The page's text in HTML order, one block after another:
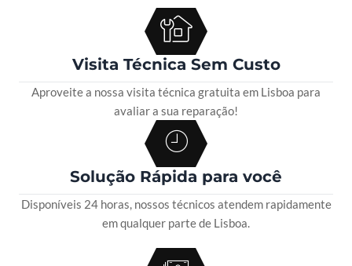
Visita Técnica Sem Custo
Aproveite a nossa visita técnica gratuita em Lisboa para
avaliar a sua reparação!
Solução Rápida para você
Disponíveis 24 horas, nossos técnicos atendem rapidamente
em qualquer parte de Lisboa.